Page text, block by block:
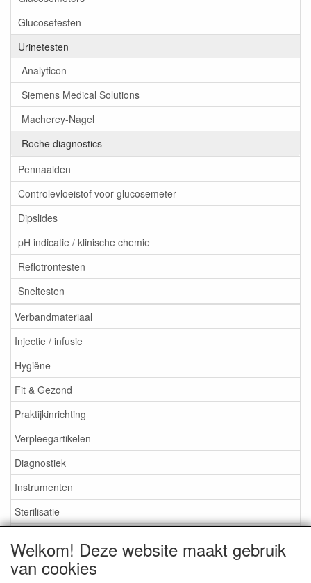
Glucosetesten
Urinetesten
Analyticon
Siemens Medical Solutions
Macherey-Nagel
Roche diagnostics
Pennaalden
Controlevloeistof voor glucosemeter
Dipslides
pH indicatie / klinische chemie
Reflotrontesten
Sneltesten
Verbandmateriaal
Injectie / infusie
Hygiëne
Fit & Gezond
Praktijkinrichting
Verpleegartikelen
Diagnostiek
Instrumenten
Sterilisatie
Aktieartikelen
Welkom! Deze website maakt gebruik
van cookies